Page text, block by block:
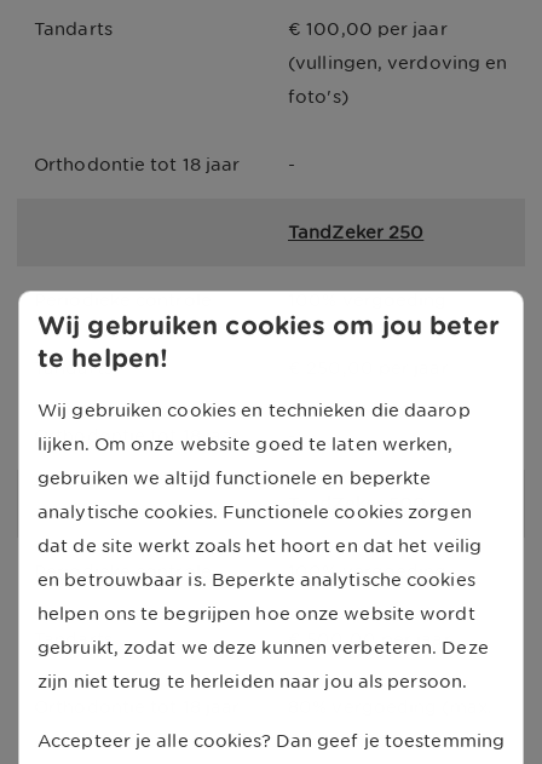
Tandarts
€ 100,00 per jaar
(vullingen, verdoving en
foto's)
Orthodontie tot 18 jaar -
TandZeker 250
Tandarts
Orthodontie tot 18 jaar
TandZeker 500
Periodieke controle 100% vergoeding
Tandarts € 500,00 per jaar
€ 1.000,00 na 1 jaar
Wij gebruiken cookies om jou beter
te helpen!
Wij gebruiken cookies en technieken die daarop
lijken. Om onze website goed te laten werken,
gebruiken we altijd functionele en beperkte
analytische cookies. Functionele cookies zorgen
dat de site werkt zoals het hoort en dat het veilig
en betrouwbaar is. Beperkte analytische cookies
helpen ons te begrijpen hoe onze website wordt
gebruikt, zodat we deze kunnen verbeteren. Deze
zijn niet terug te herleiden naar jou als persoon.
Accepteer je alle cookies? Dan geef je toestemming